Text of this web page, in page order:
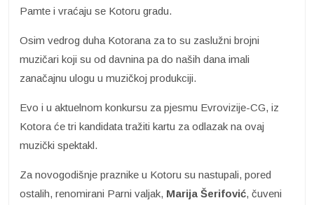
Pamte i vraćaju se Kotoru gradu.
Osim vedrog duha Kotorana za to su zaslužni brojni
muzičari koji su od davnina pa do naših dana imali
zanačajnu ulogu u muzičkoj produkciji.
Evo i u aktuelnom konkursu za pjesmu Evrovizije-CG, iz
Kotora će tri kandidata tražiti kartu za odlazak na ovaj
muzički spektakl.
Za novogodišnje praznike u Kotoru su nastupali, pored
ostalih, renomirani Parni valjak, Marija Šerifović, čuveni